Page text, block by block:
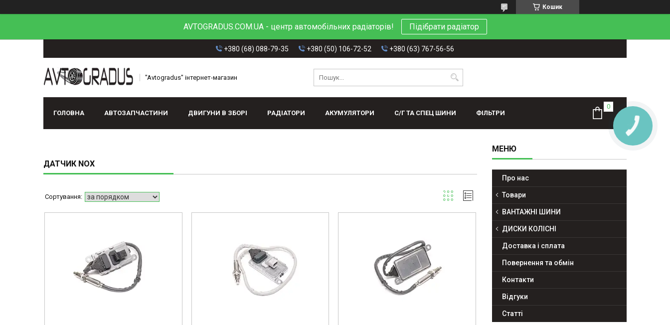
Кошик
AVTOGRADUS.COM.UA - центр автомобільних радіаторів! Підібрати радіатор
+380 (68) 088-79-35 +380 (50) 106-72-52 +380 (63) 767-56-56
"Avtogradus" інтернет-магазин
ГОЛОВНА АВТОЗАПЧАСТИНИ ДВИГУНИ В ЗБОРІ РАДІАТОРИ АКУМУЛЯТОРИ С/Г ТА СПЕЦ ШИНИ ФІЛЬТРИ
ДАТЧИК NOX
44101314851-omg
Про нас
Товари
ВАНТАЖНІ ШИНИ
ДИСКИ КОЛІСНІ
Доставка і сплата
Повернення та обмін
Контакти
Відгуки
Статті